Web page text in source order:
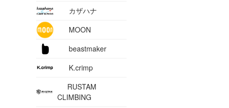
カザハナ
MOON
beastmaker
K.crimp
RUSTAM
CLIMBING